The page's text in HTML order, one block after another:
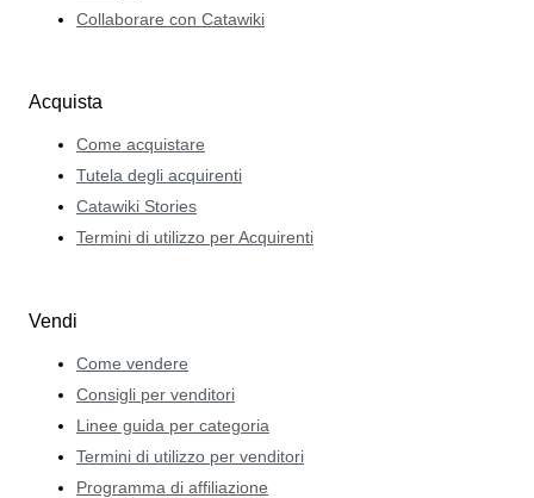
Collaborare con Catawiki
Acquista
Come acquistare
Tutela degli acquirenti
Catawiki Stories
Termini di utilizzo per Acquirenti
Vendi
Come vendere
Consigli per venditori
Linee guida per categoria
Termini di utilizzo per venditori
Programma di affiliazione